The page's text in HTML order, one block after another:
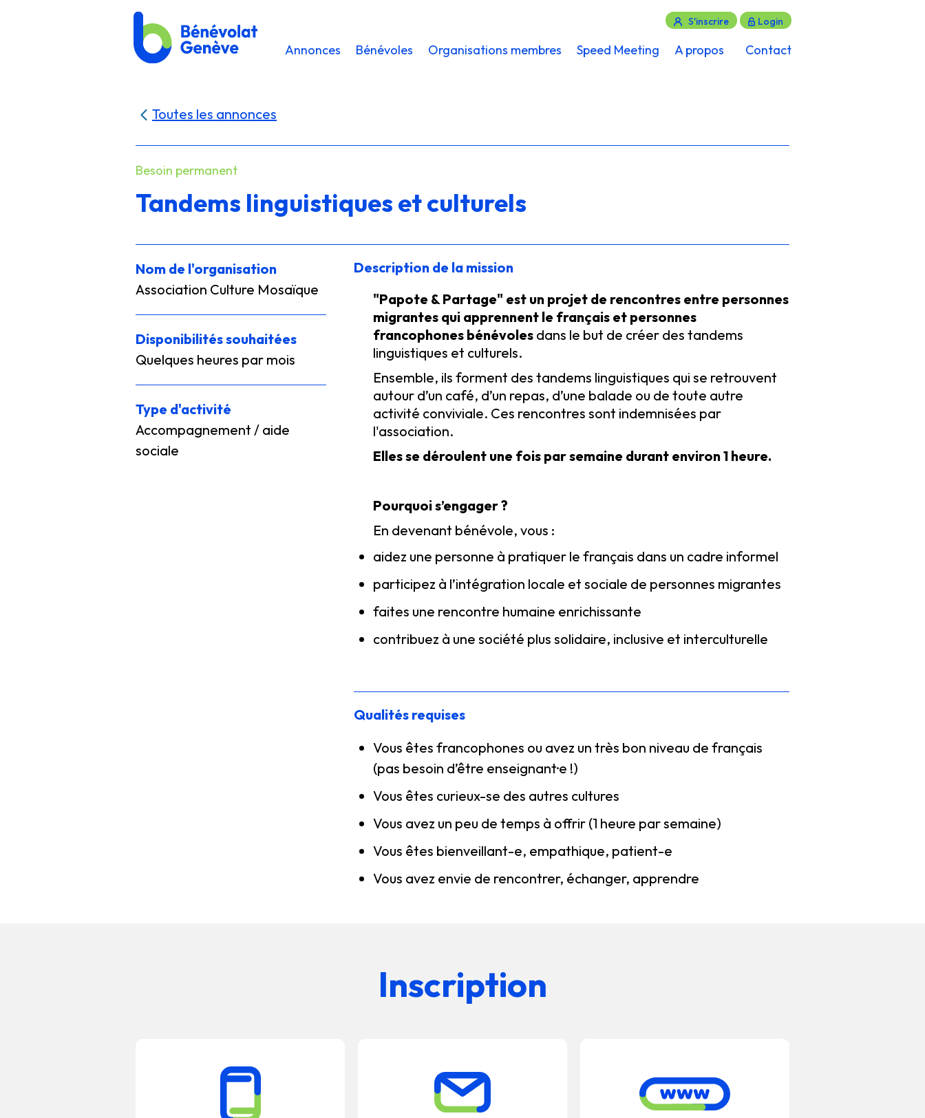
S'inscrire Login
Annonces Bénévoles Organisations membres Speed Meeting A propos Contact
Toutes les annonces
Besoin permanent
Tandems linguistiques et culturels
Nom de l'organisation
Association Culture Mosaïque
Disponibilités souhaitées
Quelques heures par mois
Type d'activité
Accompagnement / aide
sociale
Description de la mission
"Papote & Partage" est un projet de rencontres entre personnes
migrantes qui apprennent le français et personnes
francophones bénévoles dans le but de créer des tandems
linguistiques et culturels.
Ensemble, ils forment des tandems linguistiques qui se retrouvent
autour d’un café, d’un repas, d’une balade ou de toute autre
activité conviviale. Ces rencontres sont indemnisées par
l'association.
Elles se déroulent une fois par semaine durant environ 1 heure.
Pourquoi s’engager ?
En devenant bénévole, vous :
aidez une personne à pratiquer le français dans un cadre informel
participez à l’intégration locale et sociale de personnes migrantes
faites une rencontre humaine enrichissante
contribuez à une société plus solidaire, inclusive et interculturelle
Qualités requises
Vous êtes francophones ou avez un très bon niveau de français
(pas besoin d’être enseignant·e !)
Vous êtes curieux-se des autres cultures
Vous avez un peu de temps à offrir (1 heure par semaine)
Vous êtes bienveillant-e, empathique, patient-e
Vous avez envie de rencontrer, échanger, apprendre
Inscription